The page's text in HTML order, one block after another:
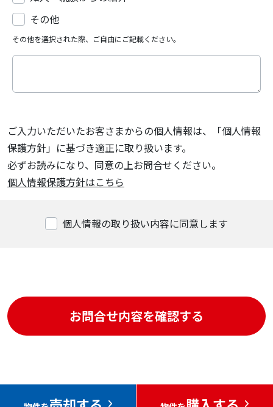
その他
その他を選択された際、ご自由にご記載ください。
ご入力いただいたお客さまからの個人情報は、「個人情報
保護方針」に基づき適正に取り扱います。
必ずお読みになり、同意の上お問合せください。
個人情報保護方針はこちら
個人情報の取り扱い内容に同意します